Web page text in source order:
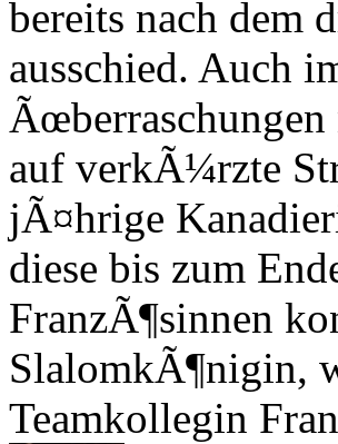
bereits nach dem
ausschied. Auch
auf verkÃ¼rzte
jÃ¤hrige
diese bis zum
FranzÃ¶sinnen
SlalomkÃ¶nigin,
Teamkollegin